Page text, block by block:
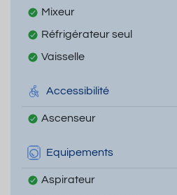
Mixeur
Réfrigérateur seul
Vaisselle
Accessibilité
Ascenseur
Equipements
Aspirateur